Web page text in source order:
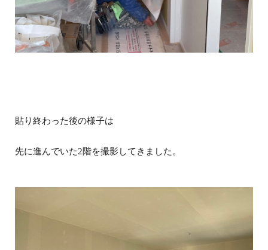
貼り終わった後の様子は
先に進んでいた2階を撮影してきました。